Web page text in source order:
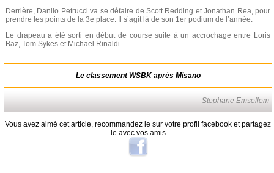
Derrière, Danilo Petrucci va se défaire de Scott Redding et Jonathan Rea, pour
prendre les points de la 3e place. Il s’agit là de son 1er podium de l’année.
Le drapeau a été sorti en début de course suite à un accrochage entre Loris
Baz, Tom Sykes et Michael Rinaldi.
Le classement WSBK après Misano
Stephane Emsellem
Vous avez aimé cet article, recommandez le sur votre profil facebook et partagez
le avec vos amis